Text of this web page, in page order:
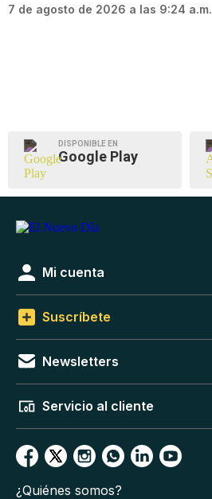
7 de agosto de 2026 a las 9:24 a.m.
DISPONIBLE EN
Google Play
Mi cuenta
Suscríbete
Newsletters
Servicio al cliente
¿Quiénes somos?